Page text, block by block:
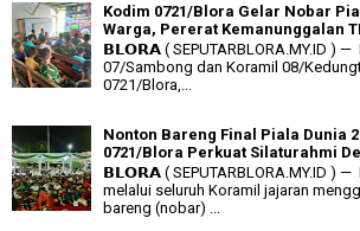
Kodim 0721/Blora Gelar Nobar
Warga, Pererat Kemanunggalan
𝗕𝗟𝗢𝗥𝗔 ( SEPUTARBLORA.MY.ID ) —
07/Sambong dan Koramil 08/
0721/Blora,...
Nonton Bareng Final Piala Dunia
0721/Blora Perkuat Silaturahmi
𝗕𝗟𝗢𝗥𝗔 ( SEPUTARBLORA.MY.ID )
melalui seluruh Koramil jajaran
bareng (nobar) ...